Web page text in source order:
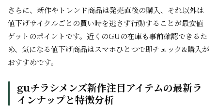
さらに、新作やトレンド商品は発売直後の購入、それ以外は
値下げサイクルごとの買い時を逃さず行動することが最安値
ゲットのポイントです。近くのGUの在庫も事前確認できるた
め、気になる値下げ商品はスマホひとつで即チェック&購入が
おすすめです。
guチラシメンズ新作注目アイテムの最新ラ
インナップと特徴分析